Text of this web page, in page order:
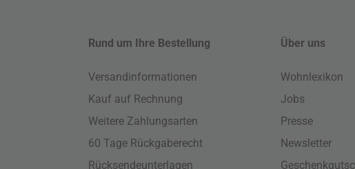
Rund um Ihre Bestellung
Versandinformationen
Kauf auf Rechnung
Weitere Zahlungsarten
60 Tage Rückgaberecht
Rücksendeunterlagen
Über uns
Wohnlexikon
Jobs
Presse
Newsletter